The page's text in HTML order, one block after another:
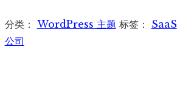
-
SaaS
分类： WordPress 主题 标签： SaaS
公司